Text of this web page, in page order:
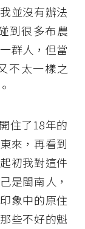
並沒有辦法
到很多布農
群人，但當
不太一樣之
住了18年的
來，再看到
初我對這件
是閩南人，
象中的原住
些不好的魁